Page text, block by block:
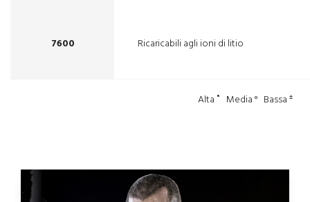
7600 Ricaricabili agli ioni di litio
Alta • Media ° Bassa ±